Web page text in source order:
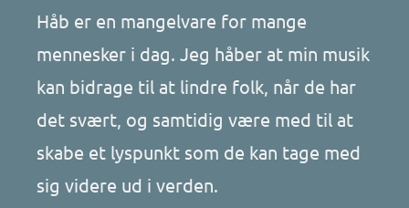
Håb er en mangelvare for mange
mennesker i dag. Jeg håber at min musik
kan bidrage til at lindre folk, når de har
det svært, og samtidig være med til at
skabe et lyspunkt som de kan tage med
sig videre ud i verden.